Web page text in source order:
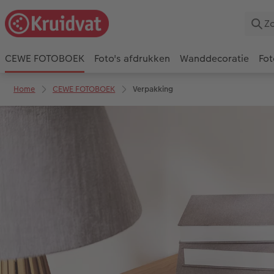
CEWE FOTOBOEK Foto's afdrukken Wanddecoratie
Home CEWE FOTOBOEK Verpakking